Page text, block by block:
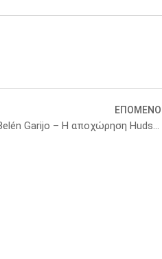
ΕΠΟΜΕΝΟ
Sanofi: Νέα εποχή με CEO τη Belén Garijo – Η αποχώρηση Hudson